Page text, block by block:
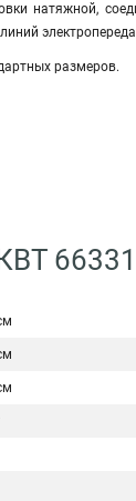
натяжной,
размеров.
66331